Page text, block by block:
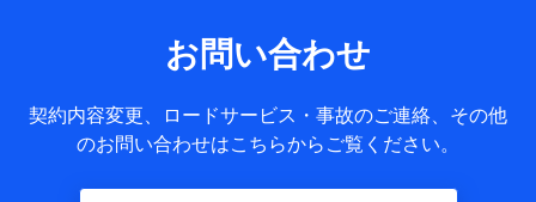
サービス提供等を通じて取得した、以下の情報などの個人デ
基本情報
氏名、電話番号、メールアドレス、お客さまの識別子、
属性、連絡先、dポイントサービスのご利用に関する情
お問い合わせ
契約内容変更、ロードサービス・事故のご連絡、その他
のお問い合わせはこちらからご覧ください。